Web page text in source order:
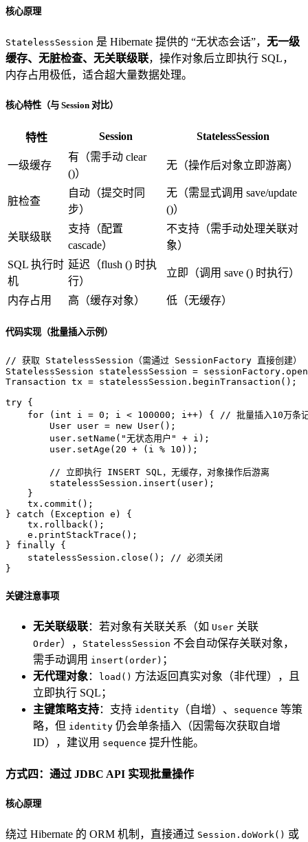
核心原理
StatelessSession 是 Hibernate 提供的 “无状态会话”， 无一级
缓存、无脏检查、无关联级联，操作对象后立即执行 SQL，
内存占用极低，适合超大量数据处理。
核心特性（与 Session 对比）
特性 Session StatelessSession
一级缓存
有（需手动 clear
()）
无（操作后对象立即游离）
脏检查
自动（提交时同
步）
无（需显式调用 save/update
()）
关联级联
支持（配置
cascade）
不支持（需手动处理关联对
象）
SQL 执行时
机
延迟（flush () 时执
行）
立即（调用 save () 时执行）
内存占用 高（缓存对象） 低（无缓存）
代码实现（批量插入示例）
// 获取 StatelessSession（需通过 SessionFactory 直接创建）
StatelessSession
statelessSession =
Transaction tx = statelessSession.beginTransaction();
try {
for ( int i = 0 ; i < 100000 ; i++) { // 批量插入10万条
User user = new User();
        user.setName(
"无状态用户"
+ i);
        user.setAge(
20 + (i % 10 ));
// 立即执行 INSERT SQL，无缓存，对象操作后游离
        statelessSession.insert(user);
    }
    tx.commit();
} catch (Exception e) {
    tx.rollback();
    e.printStackTrace();
} finally {
    statelessSession.close();
// 必须关闭
}
关键注意事项
无关联级联：若对象有关联关系（如 User 关联
Order）， StatelessSession 不会自动保存关联对象，
需手动调用 insert(order) ；
无代理对象： load() 方法返回真实对象（非代理），且
立即执行 SQL；
主键策略支持：支持 identity （自增）、 sequence 等策
略，但 identity 仍会单条插入（因需每次获取自增
ID），建议用 sequence 提升性能。
方式四：通过 JDBC API 实现批量操作
核心原理
绕过 Hibernate 的 ORM 机制，直接通过 Session.doWork() 或